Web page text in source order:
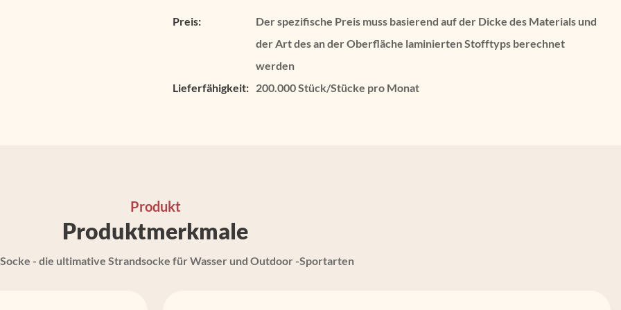
Preis:
Der spezifische Preis muss basierend auf der Dicke des Materials und
der Art des an der Oberfläche laminierten Stofftyps berechnet
werden
Lieferfähigkeit: 200.000 Stück/Stücke pro Monat
Produkt
Produktmerkmale
- die ultimative Strandsocke für Wasser und Outdoor -Sportarten